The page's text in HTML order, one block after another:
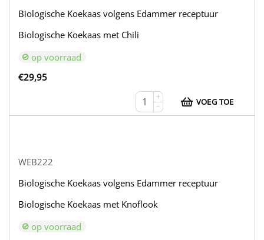
Biologische Koekaas volgens Edammer receptuur
Biologische Koekaas met Chili
op voorraad
€29,95
+
−
VOEG TOE
WEB222
Biologische Koekaas volgens Edammer receptuur
Biologische Koekaas met Knoflook
op voorraad